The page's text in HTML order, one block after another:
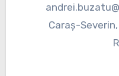
Caraș-